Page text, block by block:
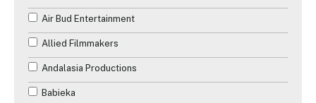
Air Bud Entertainment
Allied Filmmakers
Andalasia Productions
Babieka